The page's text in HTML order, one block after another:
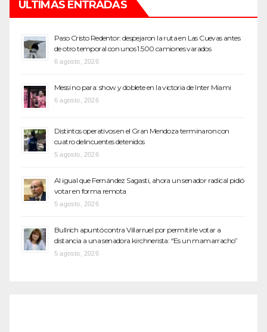
ÚLTIMAS ENTRADAS
Paso Cristo Redentor: despejaron la ruta en Las Cuevas antes
de otro temporal con unos 1.500 camiones varados
6 agosto, 2026
Messi no para: show y doblete en la victoria de Inter Miami
6 agosto, 2026
Distintos operativos en el Gran Mendoza terminaron con
cuatro delincuentes detenidos
5 agosto, 2026
Al igual que Fernández Sagasti, ahora un senador radical pidió
votar en forma remota
5 agosto, 2026
Bullrich apuntó contra Villarruel por permitirle votar a
distancia a una senadora kirchnerista: “Es un mamarracho”
5 agosto, 2026